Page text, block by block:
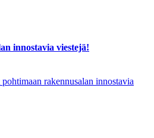
innostavia viestejä!
rakennusalan innostavia